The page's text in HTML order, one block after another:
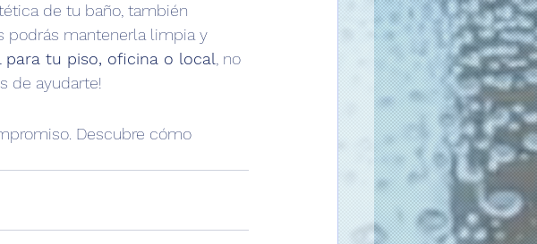
de tu baño, también
podrás mantenerla limpia y
para tu piso, oficina o local , no
de ayudarte!
Descubre cómo